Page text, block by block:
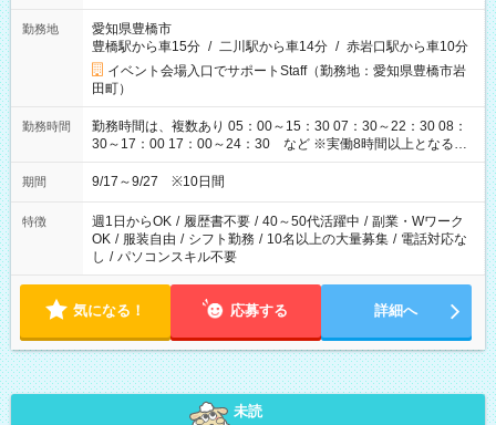
勤務地
愛知県豊橋市
豊橋駅から車15分 / 二川駅から車14分 / 赤岩口駅から車10分
イベント会場入口でサポートStaff（勤務地：愛知県豊橋市岩
田町）
勤務時間
勤務時間は、複数あり 05：00～15：30 07：30～22：30 08：
30～17：00 17：00～24：30 など ※実働8時間以上となる勤
務もあります。 【休憩】60分+他休憩あり 交替で取得します。
安全面に配慮しこまめな休憩があります。
期間 9/17～9/27 ※10日間
特徴 週1日からOK / 履歴書不要 / 40～50代活躍中 / 副業・Wワーク
OK / 服装自由 / シフト勤務 / 10名以上の大量募集 / 電話対応な
し / パソコンスキル不要
気になる！ 応募する 詳細へ
未読